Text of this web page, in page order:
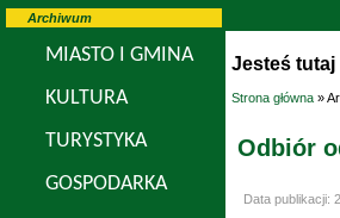
Archiwum
MIASTO I GMINA
KULTURA
TURYSTYKA
GOSPODARKA
Jesteś tutaj
Strona główna »
Odbiór
Data publikacji: